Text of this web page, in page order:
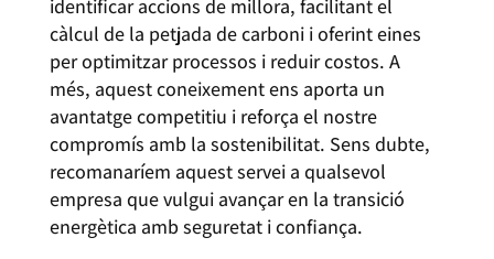
identificar accions de millora, facilitant el
càlcul de la petjada de carboni i oferint eines
per optimitzar processos i reduir costos. A
més, aquest coneixement ens aporta un
avantatge competitiu i reforça el nostre
compromís amb la sostenibilitat. Sens dubte,
recomanaríem aquest servei a qualsevol
empresa que vulgui avançar en la transició
energètica amb seguretat i confiança.